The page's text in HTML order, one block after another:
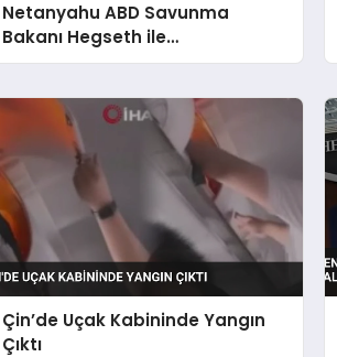
Netanyahu ABD Savunma
Bakanı Hegseth ile
Washington’da Görüştü
Çin’de Uçak Kabininde Yangın
Çıktı